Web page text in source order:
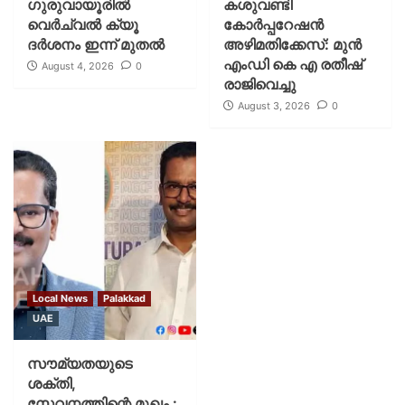
ഗുരുവായൂരില്‍
വെര്‍ച്വല്‍ ക്യൂ
ദര്‍ശനം ഇന്ന് മുതല്‍
August 4, 2026 0
കശുവണ്ടി
കോര്‍പ്പറേഷന്‍
അഴിമതിക്കേസ്: മുന്‍
എംഡി കെ എ രതീഷ്
രാജിവെച്ചു
August 3, 2026 0
Local News
Palakkad
UAE
സൗമ്യതയുടെ
ശക്തി,